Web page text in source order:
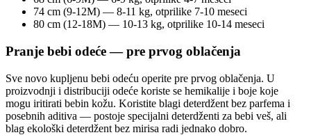
74 cm (9-12M) — 8-11 kg, otprilike 7-10 meseci
80 cm (12-18M) — 10-13 kg, otprilike 10-14 meseci
Pranje bebi odeće — pre prvog oblačenja
Sve novo kupljenu bebi odeću operite pre prvog oblačenja. U
proizvodnji i distribuciji odeće koriste se hemikalije i boje koje
mogu iritirati bebin kožu. Koristite blagi deterdžent bez parfema i
posebnih aditiva — postoje specijalni deterdženti za bebi veš, ali
blag ekološki deterdžent bez mirisa radi jednako dobro.